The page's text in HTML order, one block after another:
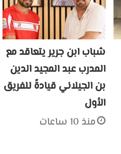
شباب ابن جرير يتعاقد مع
المدرب عبد المجيد الدين
بن الجيلاني قيادةً للفريق
الأول
منذ 10 ساعات